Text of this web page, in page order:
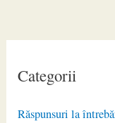
Categorii
Răspunsuri la